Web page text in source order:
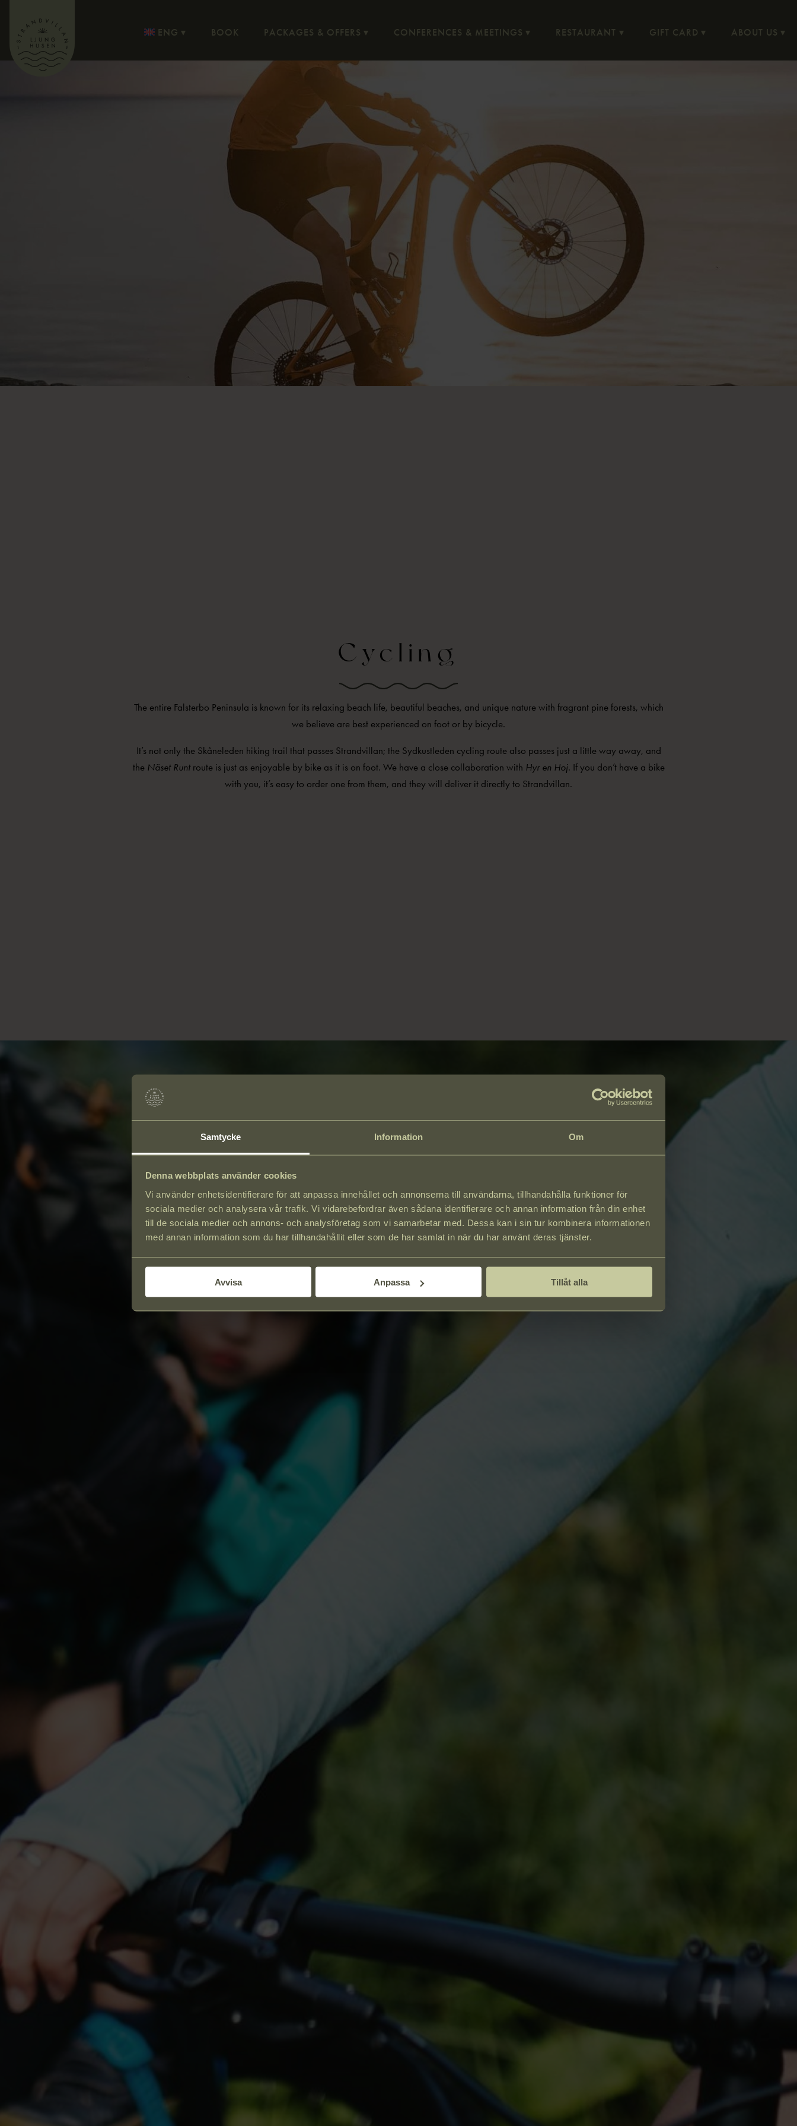
Samtycke Information Om
Denna webbplats använder cookies
Vi använder enhetsidentifierare för att anpassa innehållet och annonserna till användarna, tillhandahålla funktioner för
sociala medier och analysera vår trafik. Vi vidarebefordrar även sådana identifierare och annan information från din enhet
till de sociala medier och annons- och analysföretag som vi samarbetar med. Dessa kan i sin tur kombinera informationen
med annan information som du har tillhandahållit eller som de har samlat in när du har använt deras tjänster.
Avvisa Anpassa Tillåt alla
ENG BOOK PACKAGES & OFFERS CONFERENCES & MEETINGS RESTAURANT GIFT CARD ABOUT US
Cycling
The entire Falsterbo Peninsula is known for its relaxing beach life, beautiful beaches, and unique nature with fragrant pine forests, which
we believe are best experienced on foot or by bicycle.
It’s not only the Skåneleden hiking trail that passes Strandvillan; the Sydkustleden cycling route also passes just a little way away, and
the Näset Runtroute is just as enjoyable by bike as it is on foot. We have a close collaboration with Hyr en Hoj. If you don’t have a bike
with you, it’s easy to order one from them, and they will deliver it directly to Strandvillan.